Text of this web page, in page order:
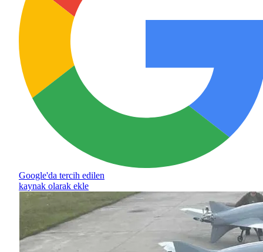
Google'da tercih edilen
kaynak olarak ekle